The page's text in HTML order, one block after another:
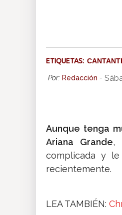
ETIQUETAS:
Por: Redacción -
Aunque tenga
Ariana Grande,
complicada y
recientemente.
LEA TAMBIÉN: